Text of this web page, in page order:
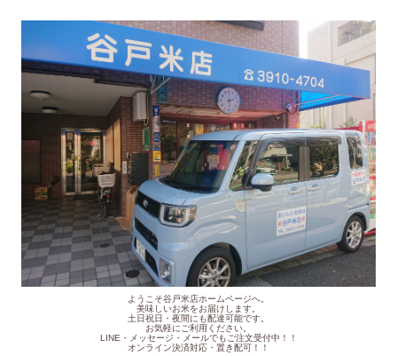
ようこそ谷戸米店ホームページへ。
美味しいお米をお届けします。
土日祝日・夜間にも配達可能です。
お気軽にご利用ください。
LINE・メッセージ・メールでもご注文受付中！！
オンライン決済対応・置き配可！！